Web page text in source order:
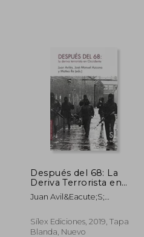
S/ 29,00
S/ 20,30
55%
dcto.
Después del 68: La
Deriva Terrorista en
Occidente (Sílex
Universidad)
Juan Avil&Eacute;S;
Azcona; Matteo Re
Sílex Ediciones, 2019, Tapa
Blanda, Nuevo